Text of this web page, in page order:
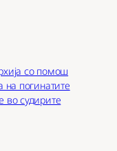
со помош
на погинатите
во судирите